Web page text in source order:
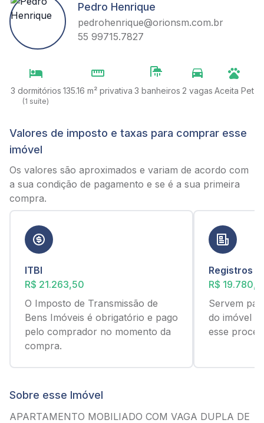
Pedro Henrique
pedrohenrique@orionsm.com.br
55 99715.7827
3 dormitórios
(1 suíte)
135.16 m² privativa 3 banheiros 2 vagas Aceita Pet
Valores de imposto e taxas para comprar esse
imóvel
Os valores são aproximados e variam de acordo com
a sua condição de pagamento e se é a sua primeira
compra.
ITBI
R$ 21.263,50
O Imposto de Transmissão de
Bens Imóveis é obrigatório e pago
pelo comprador no momento da
compra.
Registros
R$
Servem
do imóvel
esse
Sobre esse Imóvel
APARTAMENTO MOBILIADO COM VAGA DUPLA DE